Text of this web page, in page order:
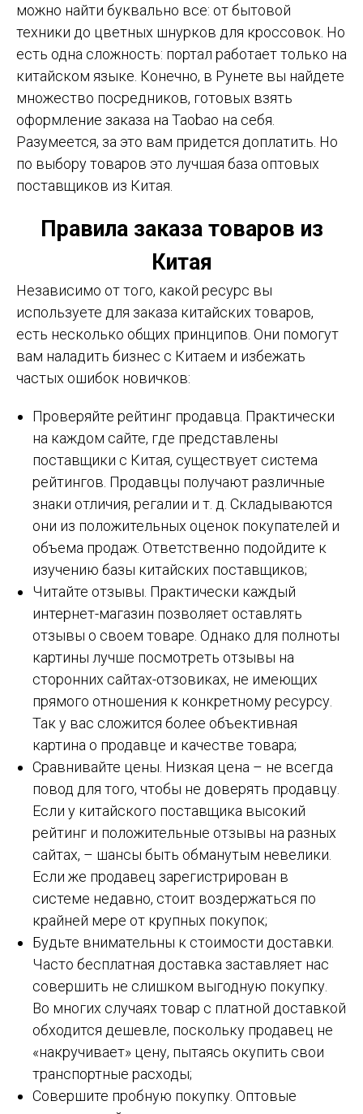
можно найти буквально все: от бытовой
техники до цветных шнурков для кроссовок. Но
есть одна сложность: портал работает только на
китайском языке. Конечно, в Рунете вы найдете
множество посредников, готовых взять
оформление заказа на Taobao на себя.
Разумеется, за это вам придется доплатить. Но
по выбору товаров это лучшая база оптовых
поставщиков из Китая.
Правила заказа товаров из
Китая
Независимо от того, какой ресурс вы
используете для заказа китайских товаров,
есть несколько общих принципов. Они помогут
вам наладить бизнес с Китаем и избежать
частых ошибок новичков:
Проверяйте рейтинг продавца. Практически
на каждом сайте, где представлены
поставщики с Китая, существует система
рейтингов. Продавцы получают различные
знаки отличия, регалии и т. д. Складываются
они из положительных оценок покупателей и
объема продаж. Ответственно подойдите к
изучению базы китайских поставщиков;
Читайте отзывы. Практически каждый
интернет-магазин позволяет оставлять
отзывы о своем товаре. Однако для полноты
картины лучше посмотреть отзывы на
сторонних сайтах-отзовиках, не имеющих
прямого отношения к конкретному ресурсу.
Так у вас сложится более объективная
картина о продавце и качестве товара;
Сравнивайте цены. Низкая цена – не всегда
повод для того, чтобы не доверять продавцу.
Если у китайского поставщика высокий
рейтинг и положительные отзывы на разных
сайтах, – шансы быть обманутым невелики.
Если же продавец зарегистрирован в
системе недавно, стоит воздержаться по
крайней мере от крупных покупок;
Будьте внимательны к стоимости доставки.
Часто бесплатная доставка заставляет нас
совершить не слишком выгодную покупку.
Во многих случаях товар с платной доставкой
обходится дешевле, поскольку продавец не
«накручивает» цену, пытаясь окупить свои
транспортные расходы;
Совершите пробную покупку. Оптовые